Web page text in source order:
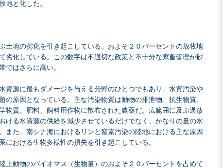
地と化した。
土地の劣化を引き起こしている。およそ２０パーセントの放牧地
劣化している。この数字は不適切な政策と不十分な家畜管理が砂
ではさらに高い。
資源に最もダメージを与える分野のひとつでもあり、水質汚染や
の原因となっている。主な汚染物質は動物の排泄物、抗生物質、
物質、肥料、飼料用作物に散布された農薬だ。広範囲に及ぶ過放
ける水資源の供給を減少させているだけでなく、かなりの量の水
また、南シナ海におけるリンと窒素汚染の陸地における主な原因
における生物多様性の損失を引き起こしている。
上動物のバイオマス（生物量）のおよそ２０パーセントを占めて